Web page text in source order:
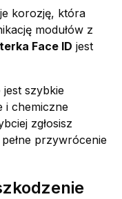
korozję, która
modułów z
Face ID jest
jest szybkie
i chemiczne
zgłosisz
przywrócenie